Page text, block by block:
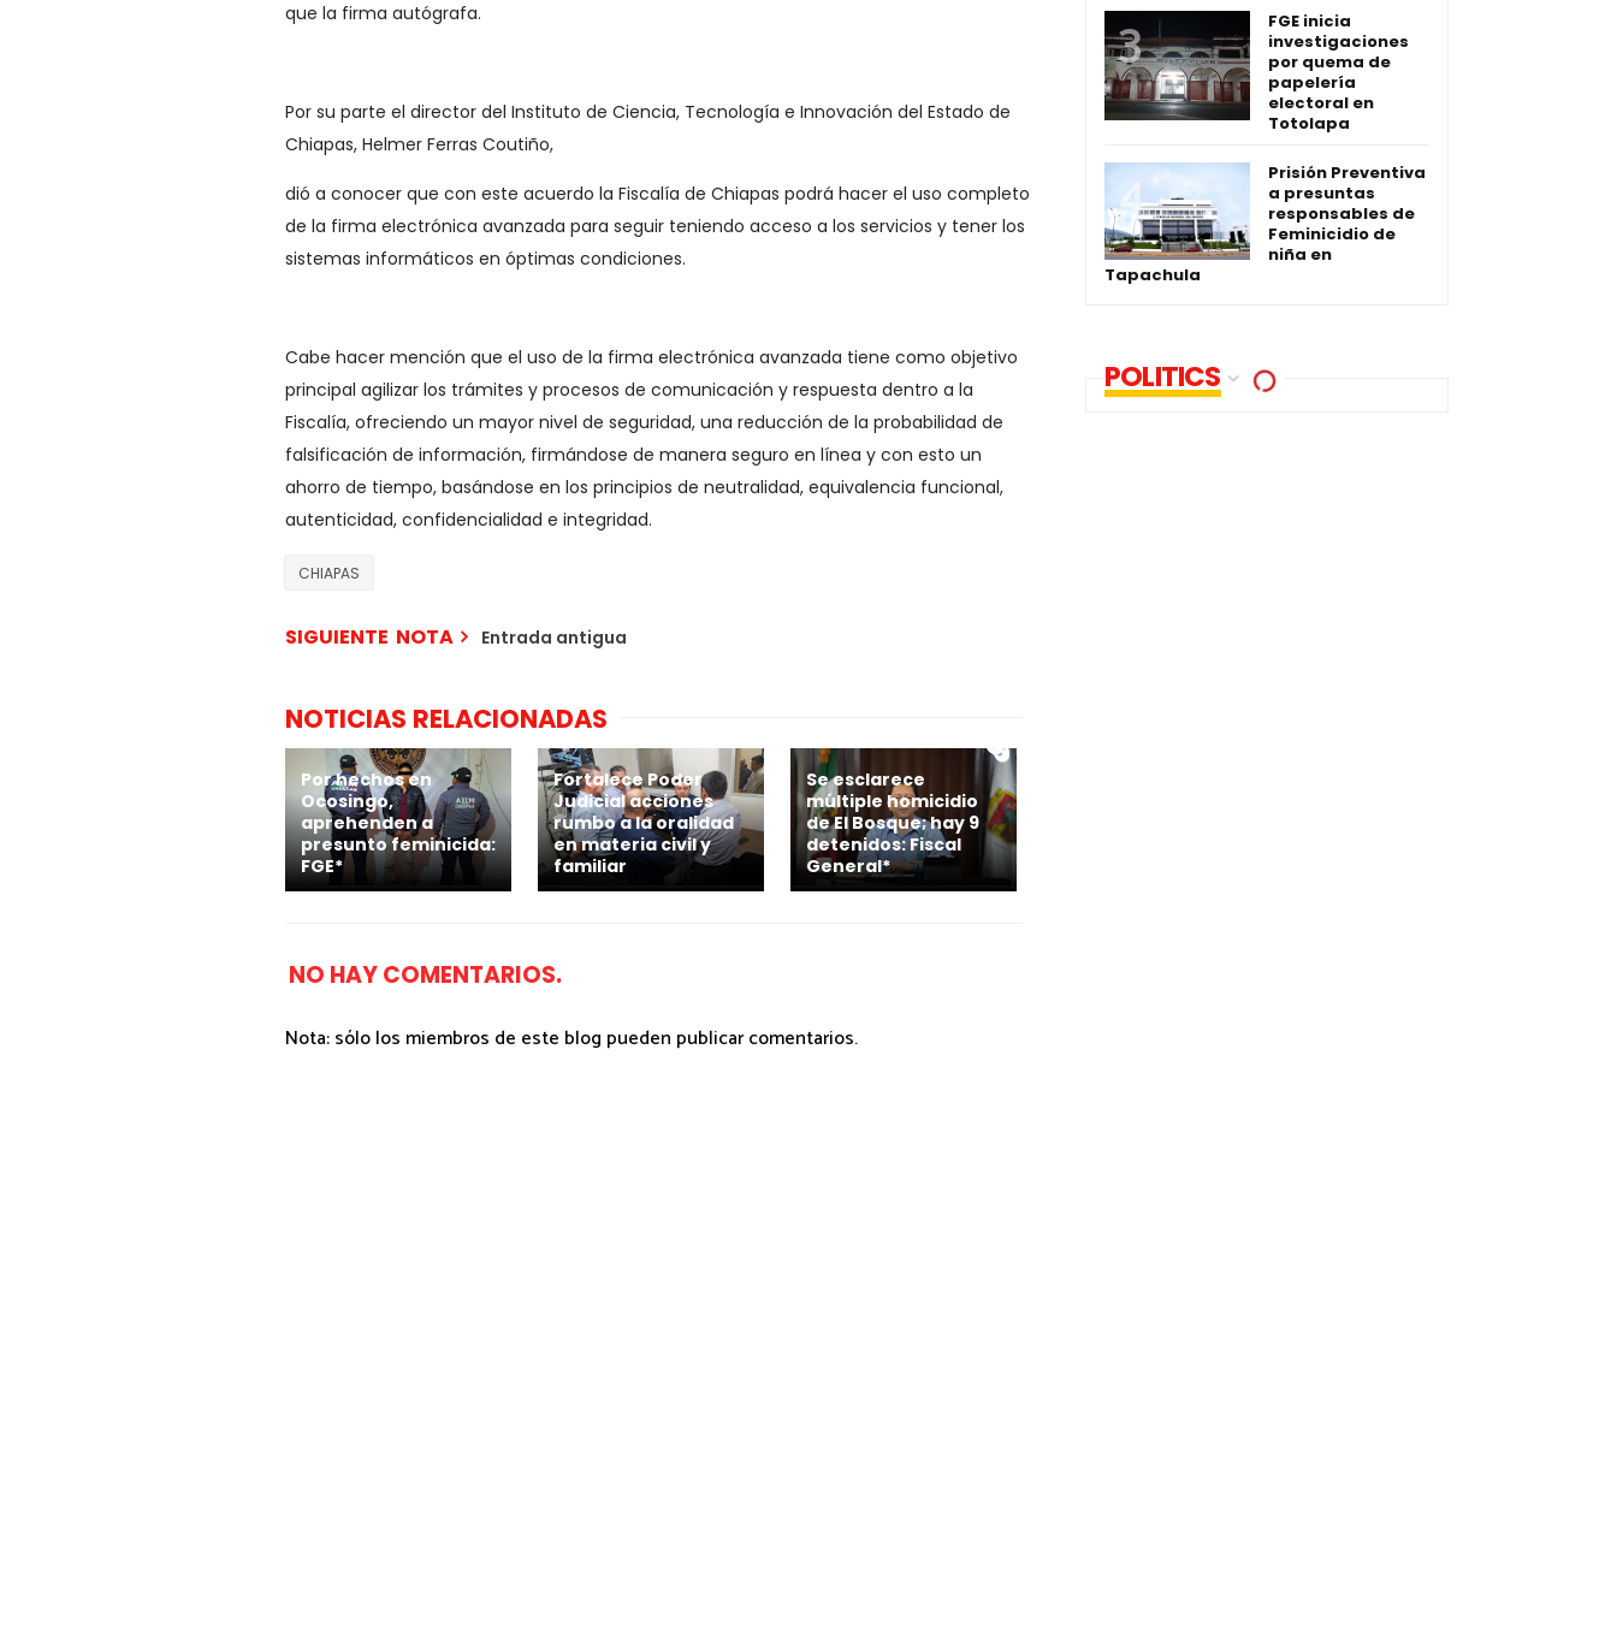
que la firma autógrafa.
Por su parte el director del Instituto de Ciencia, Tecnología e Innovación del Estado de
Chiapas, Helmer Ferras Coutiño,
dió a conocer que con este acuerdo la Fiscalía de Chiapas podrá hacer el uso completo
de la firma electrónica avanzada para seguir teniendo acceso a los servicios y tener los
sistemas informáticos en óptimas condiciones.
Cabe hacer mención que el uso de la firma electrónica avanzada tiene como objetivo
principal agilizar los trámites y procesos de comunicación y respuesta dentro a la
Fiscalía, ofreciendo un mayor nivel de seguridad, una reducción de la probabilidad de
falsificación de información, firmándose de manera seguro en línea y con esto un
ahorro de tiempo, basándose en los principios de neutralidad, equivalencia funcional,
autenticidad, confidencialidad e integridad.
CHIAPAS
SIGUIENTE NOTA Entrada antigua
NOTICIAS RELACIONADAS
Por hechos en
Ocosingo,
aprehenden a
presunto feminicida:
FGE*
Fortalece Poder
Judicial acciones
rumbo a la oralidad
en materia civil y
familiar
Se esclarece
múltiple homicidio
de El Bosque; hay 9
detenidos: Fiscal
General*
NO HAY COMENTARIOS.
Nota: sólo los miembros de este blog pueden publicar comentarios.
FGE inicia
investigaciones
por quema de
papelería
electoral en
Totolapa
Prisión Preventiva
a presuntas
responsables de
Feminicidio de
niña en
Tapachula
POLITICS